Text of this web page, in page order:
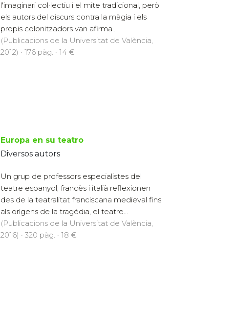
l'imaginari col·lectiu i el mite tradicional, però
els autors del discurs contra la màgia i els
propis colonitzadors van afirma...
(Publicacions de la Universitat de València,
2012) · 176 pàg. · 14 €
Europa en su teatro
Diversos autors
Un grup de professors especialistes del
teatre espanyol, francès i italià reflexionen
des de la teatralitat franciscana medieval fins
als orígens de la tragèdia, el teatre...
(Publicacions de la Universitat de València,
2016) · 320 pàg. · 18 €